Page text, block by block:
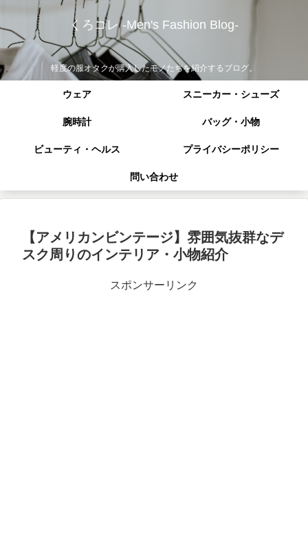
くろコレ -Men's Fashion Blog-
軽度の服オタクが購入したモノたちを紹介するブログ。
ウェア スニーカー・シューズ
腕時計 バッグ・小物
ビューティ・ヘルス プライバシーポリシー
問い合わせ
【アメリカンビンテージ】雰囲気抜群なデ
スク周りのインテリア・小物紹介
スポンサーリンク